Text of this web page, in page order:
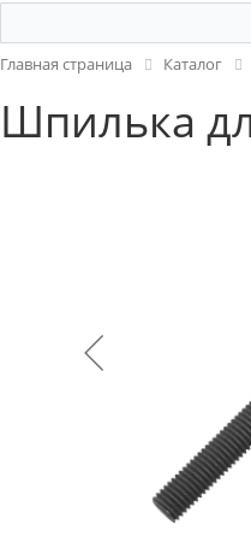
Главная страница Каталог
Шпилька